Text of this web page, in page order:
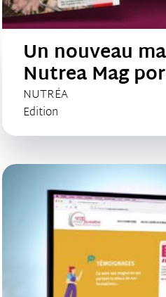
Un nouveau
Nutrea Mag
CLIENT :
NUTRÉA
Catégorie de création :
Edition